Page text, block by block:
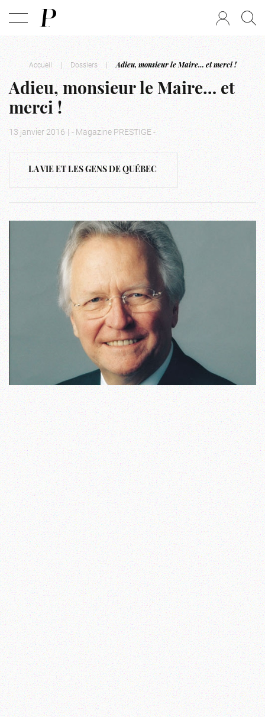
Accueil | Dossiers | Adieu, monsieur le Maire… et merci !
Adieu, monsieur le Maire… et
merci !
13 janvier 2016 | - Magazine PRESTIGE -
LA VIE ET LES GENS DE QUÉBEC